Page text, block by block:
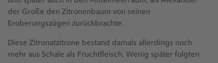
der Große den Zitronenbaum von seinen
Eroberungszügen zurückbrachte.
Diese Zitronatzitrone bestand damals allerdings noch
mehr aus Schale als Fruchtfleisch. Wenig später folgten